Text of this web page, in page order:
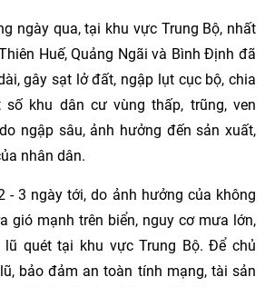
ngày qua, tại khu vực Trung Bộ, nhất
Huế, Quảng Ngãi và Bình Định đã
gây sạt lở đất, ngập lụt cục bộ, chia
khu dân cư vùng thấp, trũng, ven
ngập sâu, ảnh hưởng đến sản xuất,
nhân dân.
- 3 ngày tới, do ảnh hưởng của không
gió mạnh trên biển, nguy cơ mưa lớn,
quét tại khu vực Trung Bộ. Để chủ
bảo đảm an toàn tính mạng, tài sản